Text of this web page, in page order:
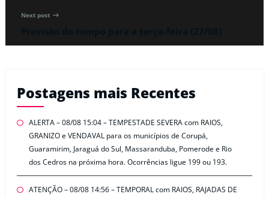
Next post
Postagens mais Recentes
ALERTA – 08/08 15:04 – TEMPESTADE SEVERA com RAIOS,
GRANIZO e VENDAVAL para os municípios de Corupá,
Guaramirim, Jaraguá do Sul, Massaranduba, Pomerode e Rio
dos Cedros na próxima hora. Ocorrências ligue 199 ou 193.
ATENÇÃO – 08/08 14:56 – TEMPORAL com RAIOS, RAJADAS DE